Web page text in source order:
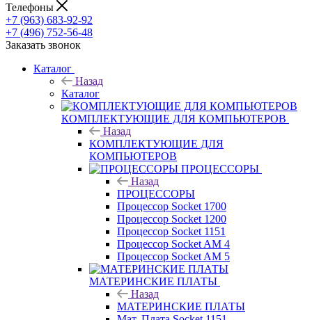
Телефоны
+7 (963) 683-92-92
+7 (496) 752-56-48
Заказать звонок
Каталог
Назад
Каталог
КОМПЛЕКТУЮЩИЕ ДЛЯ КОМПЬЮТЕРОВ
Назад
КОМПЛЕКТУЮЩИЕ ДЛЯ
КОМПЬЮТЕРОВ
ПРОЦЕССОРЫ
Назад
ПРОЦЕССОРЫ
Процессор Socket 1700
Процессор Socket 1200
Процессор Socket 1151
Процессор Socket AM 4
Процессор Socket AM 5
МАТЕРИНСКИЕ ПЛАТЫ
Назад
МАТЕРИНСКИЕ ПЛАТЫ